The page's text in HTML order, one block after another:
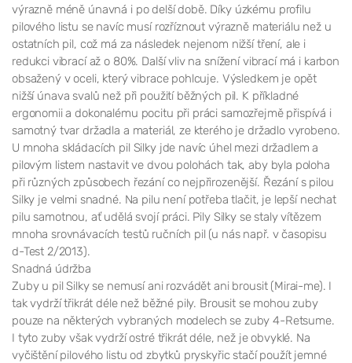
výrazně méně únavná i po delší době. Díky úzkému profilu
pilového listu se navíc musí rozříznout výrazně materiálu než u
ostatních pil, což má za následek nejenom nižší tření, ale i
redukci vibrací až o 80%. Další vliv na snížení vibrací má i karbon
obsažený v oceli, který vibrace pohlcuje. Výsledkem je opět
nižší únava svalů než při použití běžných pil. K příkladné
ergonomii a dokonalému pocitu při práci samozřejmě přispívá i
samotný tvar držadla a materiál, ze kterého je držadlo vyrobeno.
U mnoha skládacích pil Silky jde navíc úhel mezi držadlem a
pilovým listem nastavit ve dvou polohách tak, aby byla poloha
při různých způsobech řezání co nejpřirozenější. Řezání s pilou
Silky je velmi snadné. Na pilu není potřeba tlačit, je lepší nechat
pilu samotnou, ať udělá svojí práci. Pily Silky se staly vítězem
mnoha srovnávacích testů ručních pil (u nás např. v časopisu
d-Test 2/2013).
Snadná údržba
Zuby u pil Silky se nemusí ani rozvádět ani brousit (Mirai-me). I
tak vydrží třikrát déle než běžné pily. Brousit se mohou zuby
pouze na některých vybraných modelech se zuby 4-Retsume.
I tyto zuby však vydrží ostré třikrát déle, než je obvyklé. Na
vyčištění pilového listu od zbytků pryskyřic stačí použít jemné